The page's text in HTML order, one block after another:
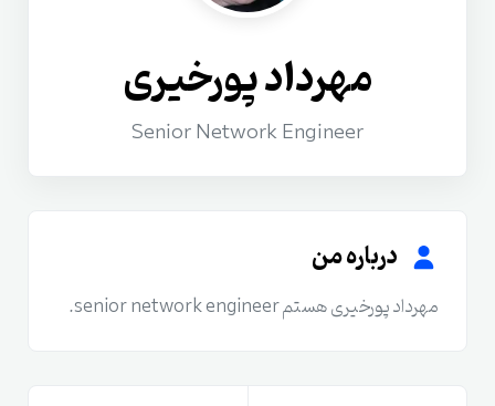
مهرداد پورخیری
Senior Network Engineer
درباره من
مهرداد پورخیری هستم senior network engineer.